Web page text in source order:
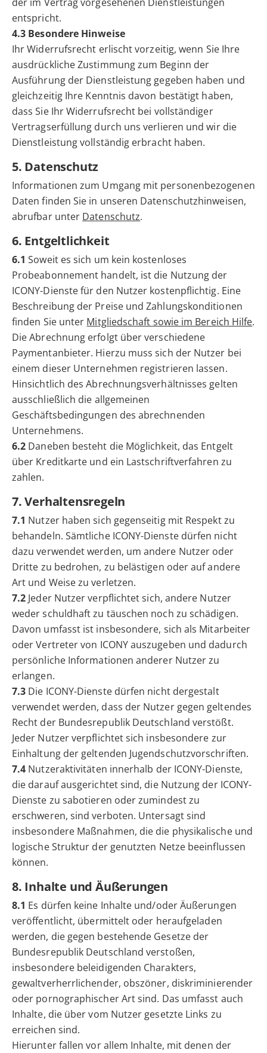
entspricht.
4.3 Besondere Hinweise
Ihr Widerrufsrecht erlischt vorzeitig, wenn Sie Ihre
ausdrückliche Zustimmung zum Beginn der
Ausführung der Dienstleistung gegeben haben und
gleichzeitig Ihre Kenntnis davon bestätigt haben,
dass Sie Ihr Widerrufsrecht bei vollständiger
Vertragserfüllung durch uns verlieren und wir die
Dienstleistung vollständig erbracht haben.
5. Datenschutz
Informationen zum Umgang mit personenbezogenen
Daten finden Sie in unseren Datenschutzhinweisen,
abrufbar unter Datenschutz.
6. Entgeltlichkeit
6.1 Soweit es sich um kein kostenloses
Probeabonnement handelt, ist die Nutzung der
ICONY-Dienste für den Nutzer kostenpflichtig. Eine
Beschreibung der Preise und Zahlungskonditionen
finden Sie unter Mitgliedschaft sowie im Bereich Hilfe.
Die Abrechnung erfolgt über verschiedene
Paymentanbieter. Hierzu muss sich der Nutzer bei
einem dieser Unternehmen registrieren lassen.
Hinsichtlich des Abrechnungsverhältnisses gelten
ausschließlich die allgemeinen
Geschäftsbedingungen des abrechnenden
Unternehmens.
6.2 Daneben besteht die Möglichkeit, das Entgelt
über Kreditkarte und ein Lastschriftverfahren zu
zahlen.
7. Verhaltensregeln
7.1 Nutzer haben sich gegenseitig mit Respekt zu
behandeln. Sämtliche ICONY-Dienste dürfen nicht
dazu verwendet werden, um andere Nutzer oder
Dritte zu bedrohen, zu belästigen oder auf andere
Art und Weise zu verletzen.
7.2 Jeder Nutzer verpflichtet sich, andere Nutzer
weder schuldhaft zu täuschen noch zu schädigen.
Davon umfasst ist insbesondere, sich als Mitarbeiter
oder Vertreter von ICONY auszugeben und dadurch
persönliche Informationen anderer Nutzer zu
erlangen.
7.3 Die ICONY-Dienste dürfen nicht dergestalt
verwendet werden, dass der Nutzer gegen geltendes
Recht der Bundesrepublik Deutschland verstößt.
Jeder Nutzer verpflichtet sich insbesondere zur
Einhaltung der geltenden Jugendschutzvorschriften.
7.4 Nutzeraktivitäten innerhalb der ICONY-Dienste,
die darauf ausgerichtet sind, die Nutzung der ICONY-
Dienste zu sabotieren oder zumindest zu
erschweren, sind verboten. Untersagt sind
insbesondere Maßnahmen, die die physikalische und
logische Struktur der genutzten Netze beeinflussen
können.
8. Inhalte und Äußerungen
8.1 Es dürfen keine Inhalte und/oder Äußerungen
veröffentlicht, übermittelt oder heraufgeladen
werden, die gegen bestehende Gesetze der
Bundesrepublik Deutschland verstoßen,
insbesondere beleidigenden Charakters,
gewaltverherrlichender, obszöner, diskriminierender
oder pornographischer Art sind. Das umfasst auch
Inhalte, die über vom Nutzer gesetzte Links zu
erreichen sind.
Hierunter fallen vor allem Inhalte, mit denen der